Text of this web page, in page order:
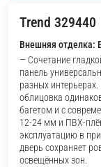
Trend 329440
Внешняя отделка:
— Сочетание
панель
разных
облицовка
багетом и с
12-24 мм и ПВХ-
эксплуатацию в
дверь сохраняет
освещённых зон.